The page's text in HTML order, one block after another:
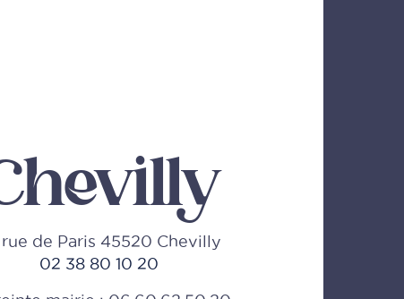
de Paris 45520 Chevilly
02 38 80 10 20